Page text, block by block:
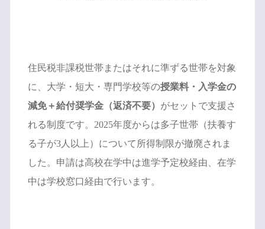
住民税非課税世帯またはそれに準ずる世帯を対象
に、大学・短大・専門学校等の授業料・入学金の
減免＋給付奨学金（返済不要） がセットで支援さ
れる制度です。2025年度からは多子世帯（扶養す
る子が3人以上）について所得制限が撤廃されま
した。申請は高校在学中は進学予定校経由、在学
中は学校窓口経由で行います。